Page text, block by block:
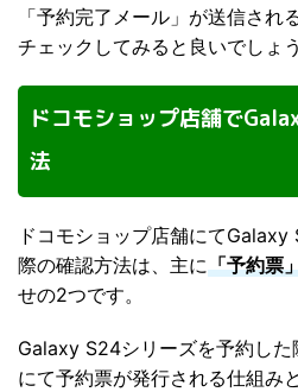
「予約完了メール」が送信され
チェックしてみると良いでしょう
ドコモショップ店舗で
法
ドコモショップ店舗にて
際の確認方法は、主に「予約票
せの2つです。
Galaxy S24シリーズを予約し
にて予約票が発行される仕組み